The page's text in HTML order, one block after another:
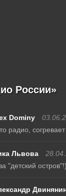
России»
Dominy
радио, согревает
Львова
"детский